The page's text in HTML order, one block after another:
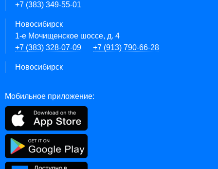
+7 (383) 349-55-01
Новосибирск
1-е Мочищенское шоссе, д. 4
+7 (383) 328-07-09
+7 (913) 790-66-28
Новосибирск
Мобильное приложение: